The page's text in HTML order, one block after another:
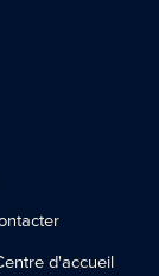
d'accueil